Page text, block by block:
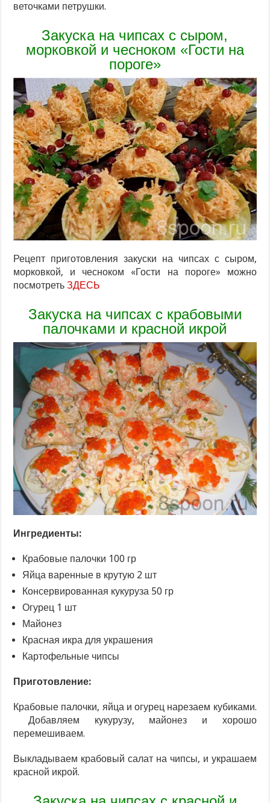
веточками петрушки.
Закуска на чипсах с сыром,
морковкой и чесноком «Гости на
пороге»
Рецепт приготовления закуски на чипсах с сыром,
морковкой, и чесноком «Гости на пороге» можно
посмотретьЗДЕСЬ
Закуска на чипсах с крабовыми
палочками и красной икрой
Ингредиенты:
Крабовые палочки 100 гр
Яйца варенные в крутую 2 шт
Консервированная кукуруза 50 гр
Огурец 1 шт
Майонез
Красная икра для украшения
Картофельные чипсы
Приготовление:
Крабовые палочки, яйца и огурец нарезаем кубиками.
Добавляем кукурузу, майонез и хорошо
перемешиваем.
Выкладываем крабовый салат на чипсы, и украшаем
красной икрой.